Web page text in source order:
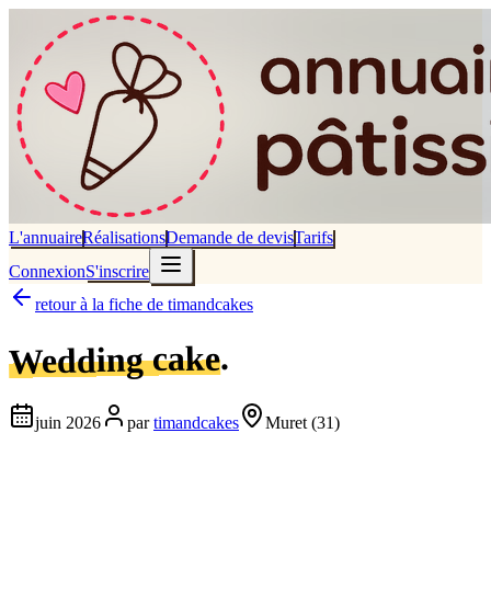
L'annuaireRéalisationsDemande de devisTarifs
ConnexionS'inscrire
retour à la fiche de timandcakes
Wedding cake.
juin 2026 par timandcakes Muret (31)